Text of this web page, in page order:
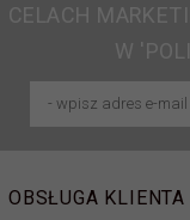
CELACH
W
OBSŁUGA KLIENTA